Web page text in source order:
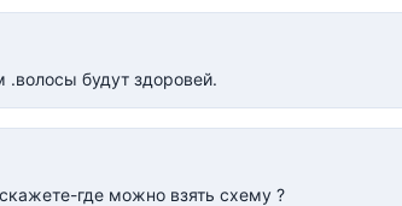
будут здоровей.
где можно взять схему ?